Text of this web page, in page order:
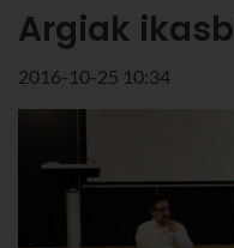
Argiak
2016-10-25 10:34